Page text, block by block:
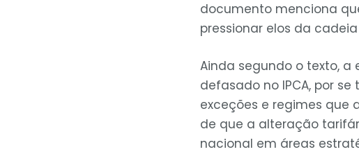
documento menciona
pressionar elos da
Ainda segundo o texto,
defasado no IPCA, por
exceções e regimes
de que a alteração
nacional em áreas